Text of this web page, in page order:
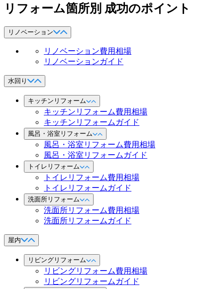
リフォーム箇所別 成功のポイント
リノベーション
リノベーション費用相場
リノベーションガイド
水回り
キッチンリフォーム
キッチンリフォーム費用相場
キッチンリフォームガイド
風呂・浴室リフォーム
風呂・浴室リフォーム費用相場
風呂・浴室リフォームガイド
トイレリフォーム
トイレリフォーム費用相場
トイレリフォームガイド
洗面所リフォーム
洗面所リフォーム費用相場
洗面所リフォームガイド
屋内
リビングリフォーム
リビングリフォーム費用相場
リビングリフォームガイド